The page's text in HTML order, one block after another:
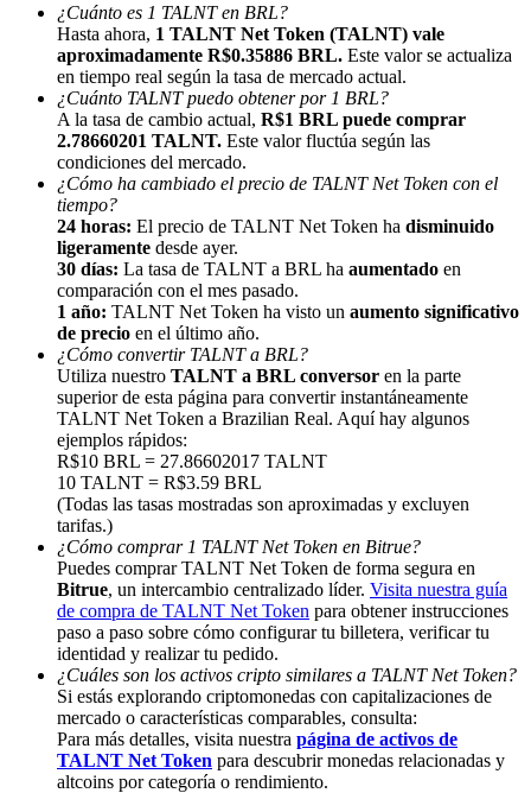
Referencia
Invita a un amigo para recibir recompensas en efectivo
Deposit CASHCAT & Win
Deposit CASHCAT & Win
Share 500000 CASHCAT prize pool
Exclusive for BitMart Users
Register & Trade to Win 500,000 USDT
Precious Metals Trading Carnival
Trade Gold & Silver · 33,333 USDT Bonus
¿Cuánto es 1 TALNT en BRL?
Hasta ahora, 1 TALNT Net Token (TALNT) vale
aproximadamente R$0.35886 BRL. Este valor se actualiza
en tiempo real según la tasa de mercado actual.
¿Cuánto TALNT puedo obtener por 1 BRL?
A la tasa de cambio actual, R$1 BRL puede comprar
2.78660201 TALNT. Este valor fluctúa según las
condiciones del mercado.
¿Cómo ha cambiado el precio de TALNT Net Token con el
tiempo?
24 horas: El precio de TALNT Net Token ha disminuido
ligeramente desde ayer.
30 días: La tasa de TALNT a BRL ha aumentado en
comparación con el mes pasado.
1 año: TALNT Net Token ha visto un aumento significativo
de precio en el último año.
¿Cómo convertir TALNT a BRL?
Utiliza nuestro TALNT a BRL conversor en la parte
superior de esta página para convertir instantáneamente
TALNT Net Token a Brazilian Real. Aquí hay algunos
ejemplos rápidos:
R$10 BRL = 27.86602017 TALNT
10 TALNT = R$3.59 BRL
(Todas las tasas mostradas son aproximadas y excluyen
tarifas.)
¿Cómo comprar 1 TALNT Net Token en Bitrue?
Puedes comprar TALNT Net Token de forma segura en
Bitrue, un intercambio centralizado líder. Visita nuestra guía
de compra de TALNT Net Token para obtener instrucciones
paso a paso sobre cómo configurar tu billetera, verificar tu
identidad y realizar tu pedido.
¿Cuáles son los activos cripto similares a TALNT Net Token?
Si estás explorando criptomonedas con capitalizaciones de
mercado o características comparables, consulta:
Para más detalles, visita nuestra página de activos de
TALNT Net Token para descubrir monedas relacionadas y
altcoins por categoría o rendimiento.